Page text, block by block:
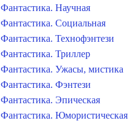
Фантастика. Научная
Фантастика. Социальная
Фантастика. Технофэнтези
Фантастика. Триллер
Фантастика. Ужасы, мистика
Фантастика. Фэнтези
Фантастика. Эпическая
Фантастика. Юмористическая